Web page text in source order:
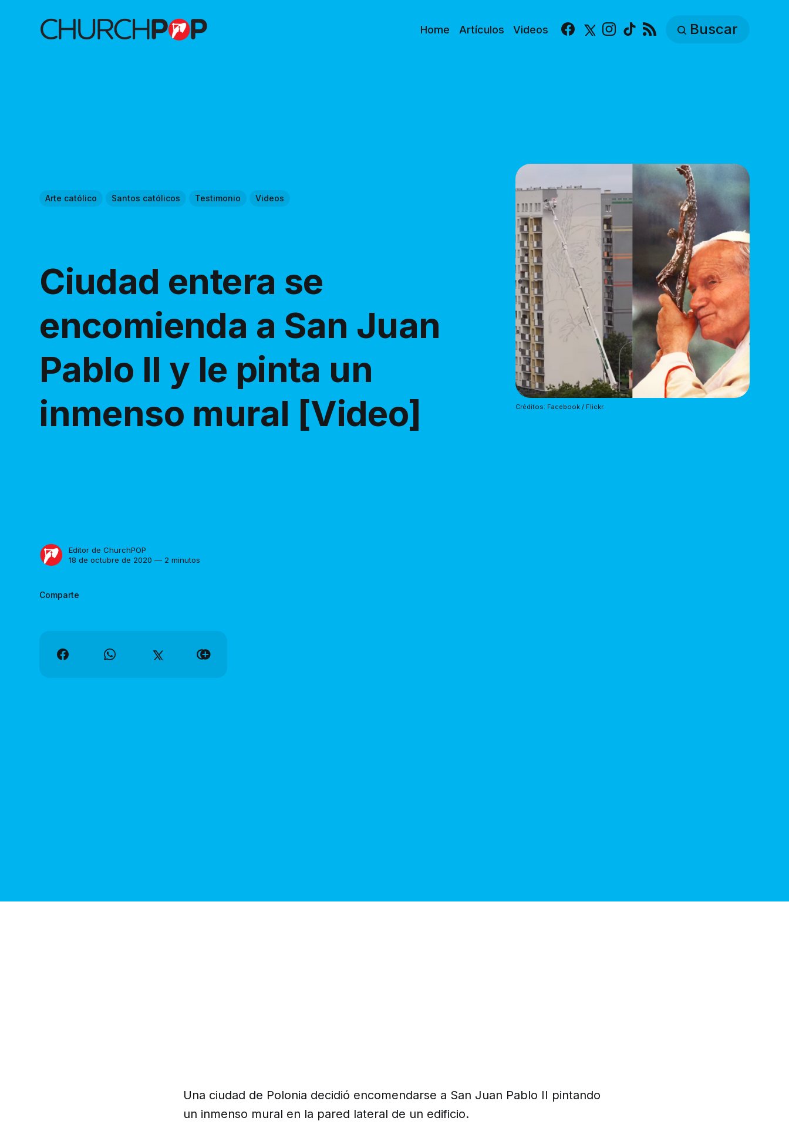
Home Artículos Videos Facebook
X Instagram
TikTok Buscar
Arte católico Santos católicos Testimonio Videos
Ciudad entera se
encomienda a San Juan
Pablo II y le pinta un
inmenso mural [Video]
Editor de ChurchPOP
18 de octubre de 2020 — 2 minutos
Comparte
Créditos: Facebook / Flickr.
Una ciudad de Polonia decidió encomendarse a San Juan Pablo II pintando
un inmenso mural en la pared lateral de un edificio.